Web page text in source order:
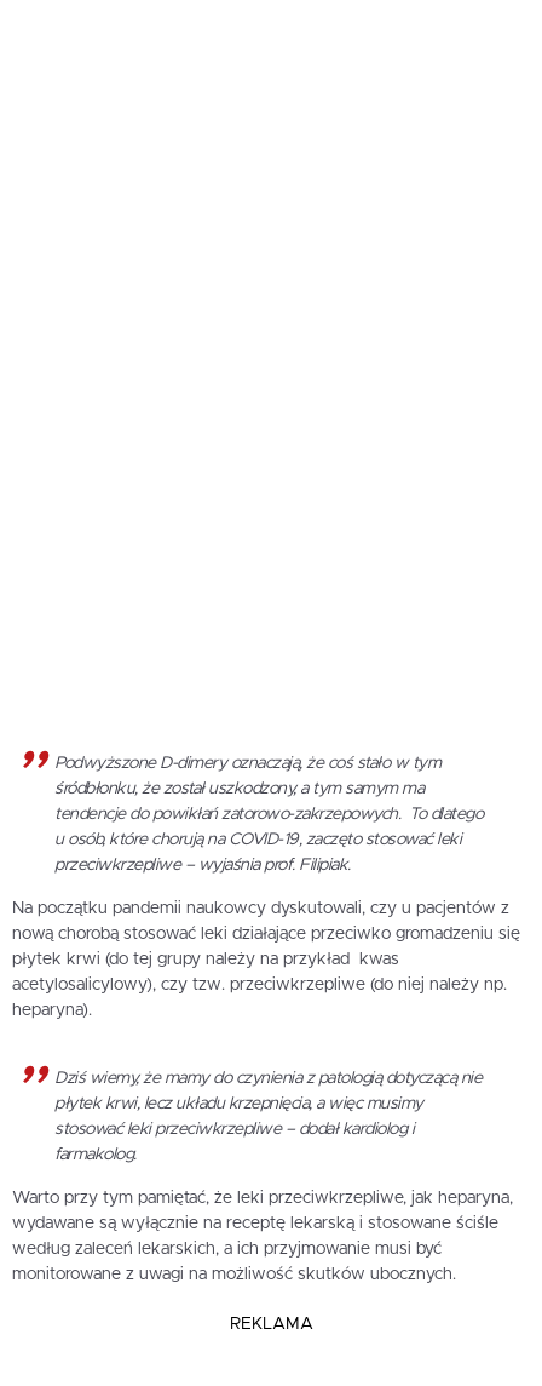
Podwyższone D-dimery oznaczają, że coś stało w tym
śródbłonku, że został uszkodzony, a tym samym ma
tendencje do powikłań zatorowo-zakrzepowych. To dlatego
u osób, które chorują na COVID-19, zaczęto stosować leki
przeciwkrzepliwe – wyjaśnia prof. Filipiak.
Na początku pandemii naukowcy dyskutowali, czy u pacjentów z
nową chorobą stosować leki działające przeciwko gromadzeniu się
płytek krwi (do tej grupy należy na przykład kwas
acetylosalicylowy), czy tzw. przeciwkrzepliwe (do niej należy np.
heparyna).
Dziś wiemy, że mamy do czynienia z patologią dotyczącą nie
płytek krwi, lecz układu krzepnięcia, a więc musimy
stosować leki przeciwkrzepliwe – dodał kardiolog i
farmakolog.
Warto przy tym pamiętać, że leki przeciwkrzepliwe, jak heparyna,
wydawane są wyłącznie na receptę lekarską i stosowane ściśle
według zaleceń lekarskich, a ich przyjmowanie musi być
monitorowane z uwagi na możliwość skutków ubocznych.
REKLAMA